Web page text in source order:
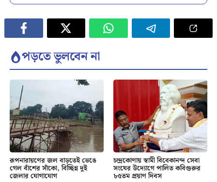
পড়তে ভুলবেন না
রূপনারায়ণের জল বাড়তেই ভেঙে
গেল বাঁশের সাঁকো, বিচ্ছিন্ন দুই
জেলার যোগাযোগ
চন্দ্রকোণায় স্বামী বিবেকানন্দ সেবা
সংঘের উদ্যোগে পালিত কবিগুরুর
৮৫তম প্রয়াণ দিবস